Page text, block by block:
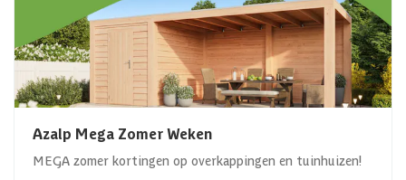
Azalp Mega Zomer Weken
MEGA zomer kortingen op overkappingen en tuinhuizen!